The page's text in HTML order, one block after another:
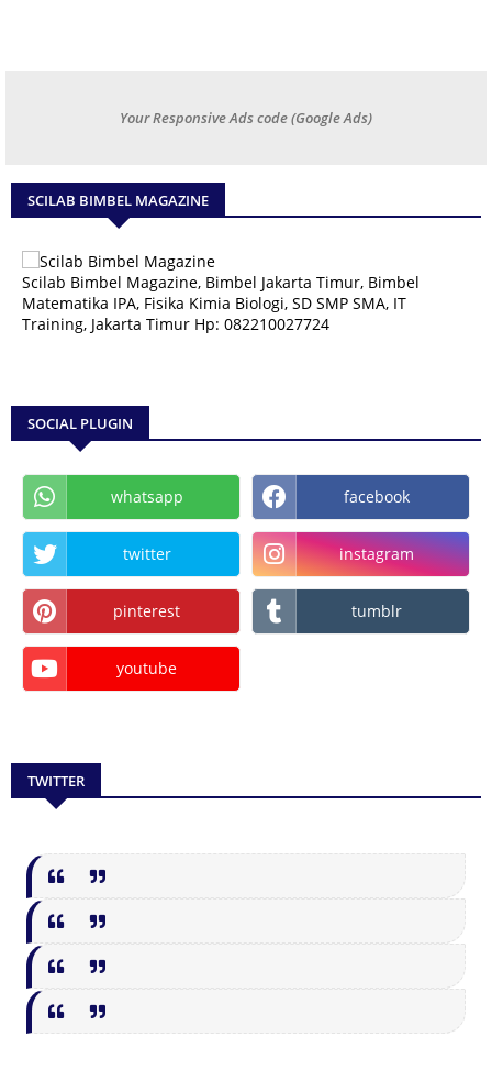
Your Responsive Ads code (Google Ads)
SCILAB BIMBEL MAGAZINE
Scilab Bimbel Magazine, Bimbel Jakarta Timur, Bimbel
Matematika IPA, Fisika Kimia Biologi, SD SMP SMA, IT
Training, Jakarta Timur Hp: 082210027724
SOCIAL PLUGIN
whatsapp facebook
twitter instagram
pinterest tumblr
youtube
TWITTER